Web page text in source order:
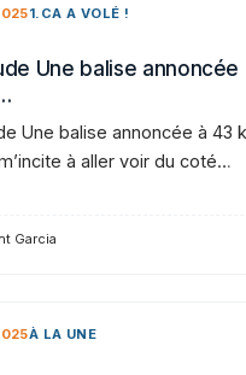
1.CA A VOLÉ !
Une balise annoncée
Une balise annoncée à 43
à aller voir du coté…
Garcia
À LA UNE